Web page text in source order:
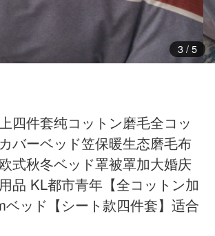
3/ 5
四件套纯コットン磨毛全コッ
バーベッド笠保暖生态磨毛布
式秋冬ベッド罩被罩加大婚庆
品 KL都市青年【全コットン加
ベッド【シート款四件套】适合